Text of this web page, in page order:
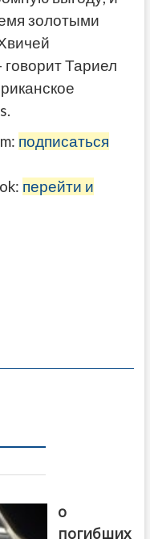
золотыми
Тариел
подписаться
перейти и
о
погибших